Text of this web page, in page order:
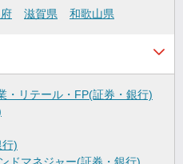
滋賀県 和歌山県
・リテール・FP(証券・銀行)
)